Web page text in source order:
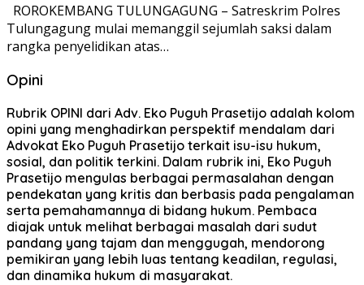
ROROKEMBANG TULUNGAGUNG – Satreskrim Polres
Tulungagung mulai memanggil sejumlah saksi dalam
rangka penyelidikan atas…
Opini
Rubrik OPINI dari Adv. Eko Puguh Prasetijo adalah kolom
opini yang menghadirkan perspektif mendalam dari
Advokat Eko Puguh Prasetijo terkait isu-isu hukum,
sosial, dan politik terkini. Dalam rubrik ini, Eko Puguh
Prasetijo mengulas berbagai permasalahan dengan
pendekatan yang kritis dan berbasis pada pengalaman
serta pemahamannya di bidang hukum. Pembaca
diajak untuk melihat berbagai masalah dari sudut
pandang yang tajam dan menggugah, mendorong
pemikiran yang lebih luas tentang keadilan, regulasi,
dan dinamika hukum di masyarakat.